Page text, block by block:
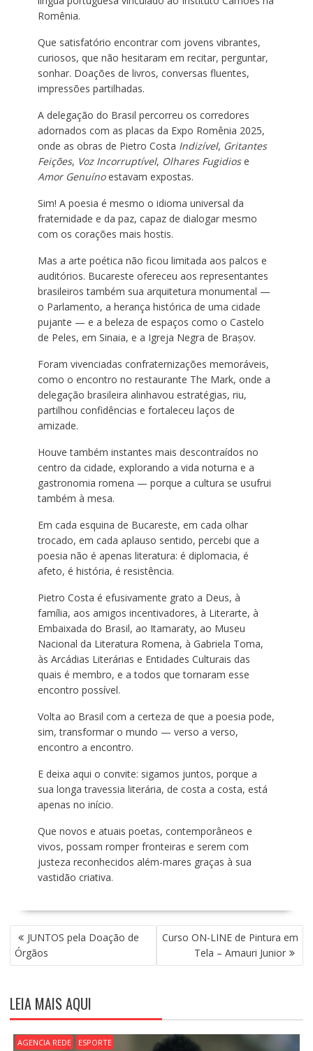
Romênia.
Que satisfatório encontrar com jovens vibrantes,
curiosos, que não hesitaram em recitar, perguntar,
sonhar. Doações de livros, conversas fluentes,
impressões partilhadas.
A delegação do Brasil percorreu os corredores
adornados com as placas da Expo Romênia 2025,
onde as obras de Pietro Costa Indizível, Gritantes
Feições, Voz Incorruptível, Olhares Fugidiose
Amor Genuínoestavam expostas.
Sim! A poesia é mesmo o idioma universal da
fraternidade e da paz, capaz de dialogar mesmo
com os corações mais hostis.
Mas a arte poética não ficou limitada aos palcos e
auditórios. Bucareste ofereceu aos representantes
brasileiros também sua arquitetura monumental —
o Parlamento, a herança histórica de uma cidade
pujante — e a beleza de espaços como o Castelo
de Peles, em Sinaia, e a Igreja Negra de Brașov.
Foram vivenciadas confraternizações memoráveis,
como o encontro no restaurante The Mark, onde a
delegação brasileira alinhavou estratégias, riu,
partilhou confidências e fortaleceu laços de
amizade.
Houve também instantes mais descontraídos no
centro da cidade, explorando a vida noturna e a
gastronomia romena — porque a cultura se usufrui
também à mesa.
Em cada esquina de Bucareste, em cada olhar
trocado, em cada aplauso sentido, percebi que a
poesia não é apenas literatura: é diplomacia, é
afeto, é história, é resistência.
Pietro Costa é efusivamente grato a Deus, à
família, aos amigos incentivadores, à Literarte, à
Embaixada do Brasil, ao Itamaraty, ao Museu
Nacional da Literatura Romena, à Gabriela Toma,
às Arcádias Literárias e Entidades Culturais das
quais é membro, e a todos que tornaram esse
encontro possível.
Volta ao Brasil com a certeza de que a poesia pode,
sim, transformar o mundo — verso a verso,
encontro a encontro.
E deixa aqui o convite: sigamos juntos, porque a
sua longa travessia literária, de costa a costa, está
apenas no início.
Que novos e atuais poetas, contemporâneos e
vivos, possam romper fronteiras e serem com
justeza reconhecidos além-mares graças à sua
vastidão criativa.
N
A
V
G
A
Ç
Ã
JUNTOS pela Doação de
Órgãos
Curso ON-LINE de Pintura em
Tela – Amauri Junior
LEIA MAIS AQUI
AGENCIA REDE ESPORTE